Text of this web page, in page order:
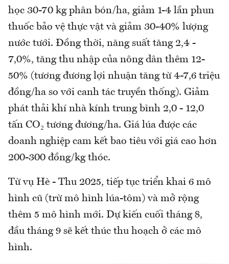
học 30-70 kg phân bón/ha, giảm 1-4 lần phun
thuốc bảo vệ thực vật và giảm 30-40% lượng
nước tưới. Đồng thời, năng suất tăng 2,4 -
7,0%, tăng thu nhập của nông dân thêm 12-
50% (tương đương lợi nhuận tăng từ 4-7,6 triệu
đồng/ha so với canh tác truyền thống). Giảm
phát thải khí nhà kính trung bình 2,0 - 12,0
tấn CO₂ tương đương/ha. Giá lúa được các
doanh nghiệp cam kết bao tiêu với giá cao hơn
200-300 đồng/kg thóc.
Từ vụ Hè - Thu 2025, tiếp tục triển khai 6 mô
hình cũ (trừ mô hình lúa-tôm) và mở rộng
thêm 5 mô hình mới. Dự kiến cuối tháng 8,
đầu tháng 9 sẽ kết thúc thu hoạch ở các mô
hình.